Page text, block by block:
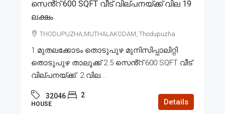
സെൻ്റ് 600 SQFT വീട് വില്പനയ്ക്ക് വില 19
ലക്ഷം
THODUPUZHA,MUTHALAKODAM, Thodupuzha
1.മുതലക്കോടം തൊടുപുഴ മുനിസിപ്പാലിറ്റി
തൊടുപുഴ താലൂക്ക് 2.5 സെൻ്റ് 600 SQFT വീട്
വില്പനയ്ക്ക്. 2.വില...
32046 2
HOUSE Details